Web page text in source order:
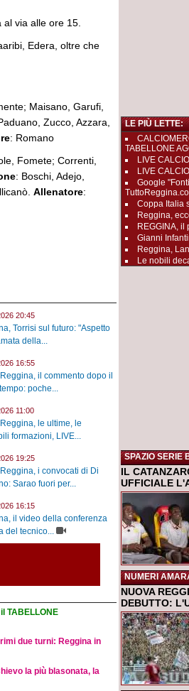
via alle ore 15.
Edera, oltre che
Maisano, Garufi,
Zucco, Azzara,
: Romano
Fomete; Correnti,
: Boschi, Adejo,
Allenatore:
20:45
Torrisi sul futuro: "Aspetto
della...
16:55
il commento dopo il
poche...
11:00
le ultime, le
formazioni, LIVE...
19:25
i convocati di Di
Sarao fuori per...
16:15
il video della conferenza
del tecnico...
TABELLONE
due turni: Reggina in
la più blasonata, la
LE PIÙ LETTE:
TABELLONE
LIVE
LIVE
Google
Coppa Italia
Reggina,
REGGINA, il
Gianni
Reggina,
Le nobili
SPAZIO SERIE
IL
UFFICIALE
NUMERI
NUOVA
DEBUTTO: